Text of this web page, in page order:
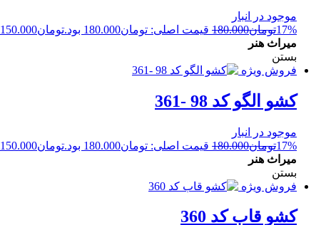
موجود در انبار
17%تومان180.000 قیمت اصلی: تومان180.000 بود. تومان150.000
میراث هنر
بستن
فروش ویژه
کشو الگو کد 98 -361
موجود در انبار
17%تومان180.000 قیمت اصلی: تومان180.000 بود. تومان150.000
میراث هنر
بستن
فروش ویژه
کشو قاب کد 360